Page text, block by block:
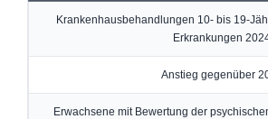
Krankenhausbehandlungen 10- bis 19-
Erkrankungen
Anstieg gegenüber
Erwachsene mit Bewertung der